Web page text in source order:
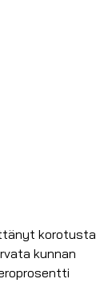
korotusta
kunnan